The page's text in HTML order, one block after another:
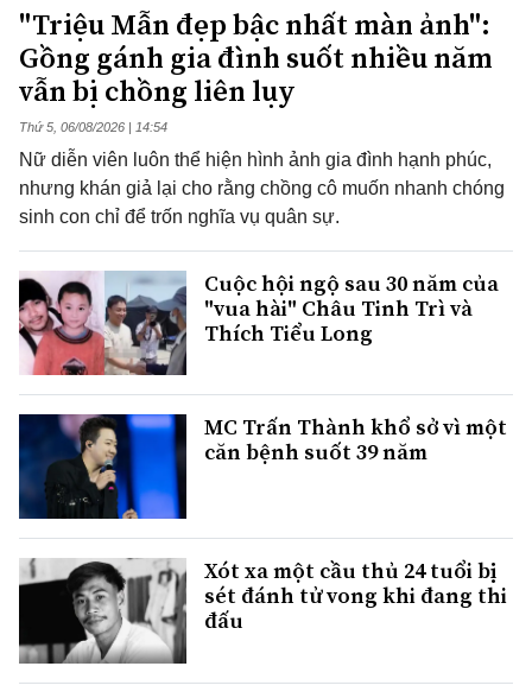
"Triệu Mẫn đẹp bậc nhất màn ảnh":
Gồng gánh gia đình suốt nhiều năm
vẫn bị chồng liên lụy
Thứ 5, 06/08/2026 | 14:54
Nữ diễn viên luôn thể hiện hình ảnh gia đình hạnh phúc,
nhưng khán giả lại cho rằng chồng cô muốn nhanh chóng
sinh con chỉ để trốn nghĩa vụ quân sự.
Cuộc hội ngộ sau 30 năm của
"vua hài" Châu Tinh Trì và
Thích Tiểu Long
MC Trấn Thành khổ sở vì một
căn bệnh suốt 39 năm
Xót xa một cầu thủ 24 tuổi bị
sét đánh tử vong khi đang thi
đấu